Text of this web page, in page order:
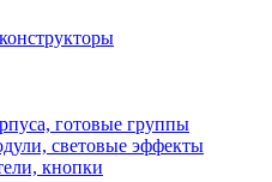
готовые группы
световые эффекты
кнопки